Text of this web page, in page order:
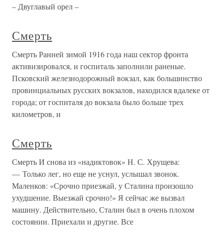
– Двуглавый орел –
Смерть
Смерть Ранней зимой 1916 года наш сектор фронта
активизировался, и госпиталь заполнили раненые.
Псковский железнодорожный вокзал, как большинство
провинциальных русских вокзалов, находился вдалеке от
города; от госпиталя до вокзала было больше трех
километров, и
Смерть
Смерть И снова из «надиктовок» Н. С. Хрущева:
— Только лег, но еще не уснул, услышал звонок.
Маленков: «Срочно приезжай, у Сталина произошло
ухудшение. Выезжай срочно!» Я сейчас же вызвал
машину. Действительно, Сталин был в очень плохом
состоянии. Приехали и другие. Все